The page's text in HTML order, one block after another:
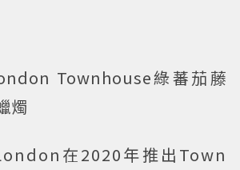
Townhouse綠蕃茄藤
燭
在2020年推出Town